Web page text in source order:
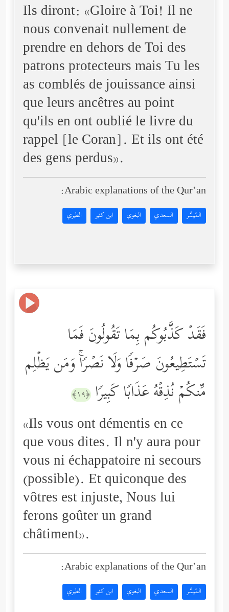
Ils diront: «Gloire à Toi! Il ne
nous convenait nullement de
prendre en dehors de Toi des
patrons protecteurs mais Tu les
as comblés de jouissance ainsi
que leurs ancêtres au point
qu'ils en ont oublié le livre du
rappel [le Coran]. Et ils ont été
des gens perdus».
Arabic explanations of the Qur’an:
المُيسَّر السعدي البغوي ابن كثير الطبري
فَقَدۡ كَذَّبُوكُم بِمَا تَقُولُونَ فَمَا
تَسۡتَطِیعُونَ صَرۡفࣰا وَلَا نَصۡرࣰاۚ وَمَن یَظۡلِم
مِّنكُمۡ نُذِقۡهُ عَذَابࣰا كَبِیرࣰا ﴿١٩﴾
«Ils vous ont démentis en ce
que vous dites. Il n'y aura pour
vous ni échappatoire ni secours
(possible). Et quiconque des
vôtres est injuste, Nous lui
ferons goûter un grand
châtiment».
Arabic explanations of the Qur’an:
المُيسَّر السعدي البغوي ابن كثير الطبري